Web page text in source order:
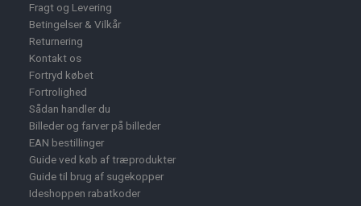
Fragt og Levering
Betingelser & Vilkår
Returnering
Kontakt os
Fortryd købet
Fortrolighed
Sådan handler du
Billeder og farver på billeder
EAN bestillinger
Guide ved køb af træprodukter
Guide til brug af sugekopper
Ideshoppen rabatkoder